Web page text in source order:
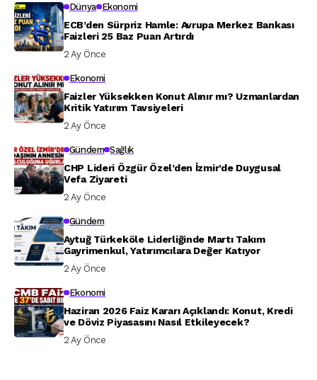
Dünya Ekonomi
ECB’den Sürpriz Hamle: Avrupa Merkez Bankası
Faizleri 25 Baz Puan Artırdı
2 Ay Önce
Ekonomi
Faizler Yüksekken Konut Alınır mı? Uzmanlardan
Kritik Yatırım Tavsiyeleri
2 Ay Önce
Gündem Sağlık
CHP Lideri Özgür Özel’den İzmir’de Duygusal
Vefa Ziyareti
2 Ay Önce
Gündem
Aytuğ Türkeköle Liderliğinde Martı Takım
Gayrimenkul, Yatırımcılara Değer Katıyor
2 Ay Önce
Ekonomi
Haziran 2026 Faiz Kararı Açıklandı: Konut, Kredi
ve Döviz Piyasasını Nasıl Etkileyecek?
2 Ay Önce